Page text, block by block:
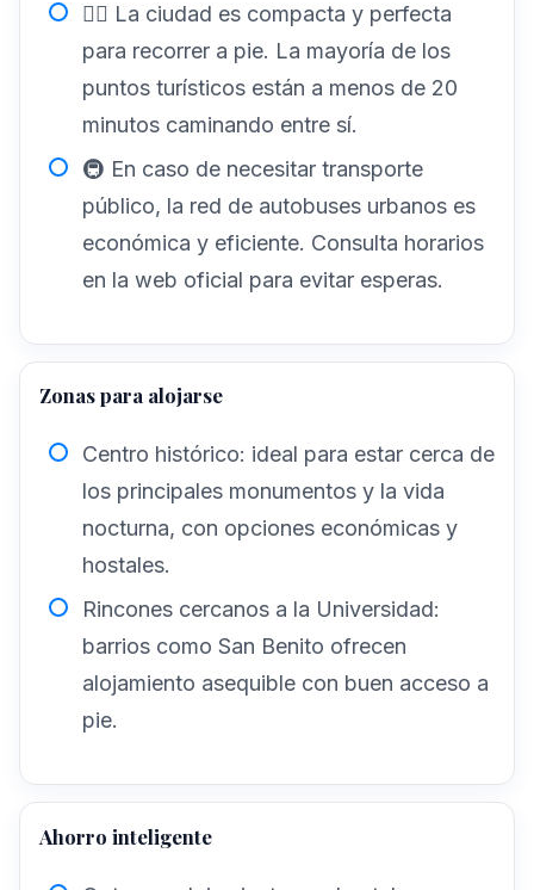
🚶‍♂️ La ciudad es compacta y perfecta
para recorrer a pie. La mayoría de los
puntos turísticos están a menos de 20
minutos caminando entre sí.
🚇 En caso de necesitar transporte
público, la red de autobuses urbanos es
económica y eficiente. Consulta horarios
en la web oficial para evitar esperas.
Zonas para alojarse
Centro histórico: ideal para estar cerca de
los principales monumentos y la vida
nocturna, con opciones económicas y
hostales.
Rincones cercanos a la Universidad:
barrios como San Benito ofrecen
alojamiento asequible con buen acceso a
pie.
Ahorro inteligente